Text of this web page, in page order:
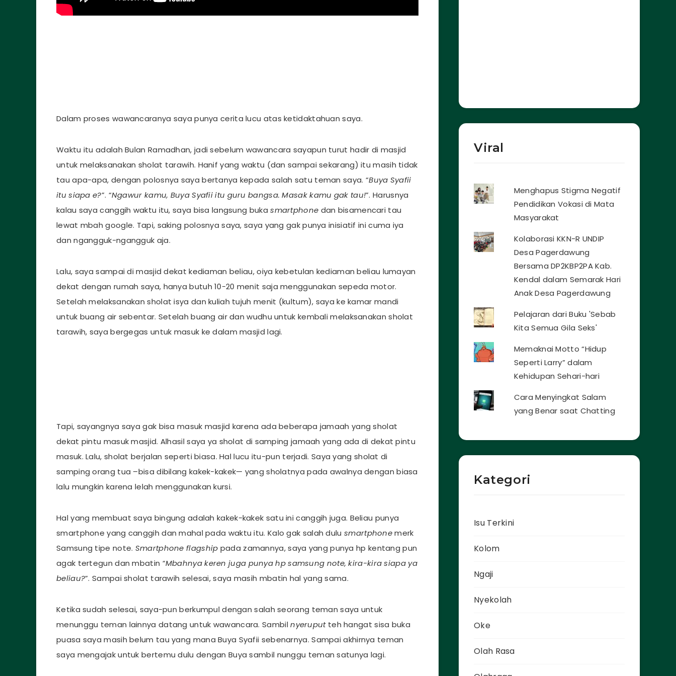
Dalam proses wawancaranya saya punya cerita lucu atas ketidaktahuan saya.
Waktu itu adalah Bulan Ramadhan, jadi sebelum wawancara sayapun turut hadir di masjid
untuk melaksanakan sholat tarawih. Hanif yang waktu (dan sampai sekarang) itu masih tidak
tau apa-apa, dengan polosnya saya bertanya kepada salah satu teman saya. “Buya Syafii
itu siapa e?”. “Ngawur kamu, Buya Syafii itu guru bangsa. Masak kamu gak tau!”. Harusnya
kalau saya canggih waktu itu, saya bisa langsung bukasmartphone dan bisamencari tau
lewat mbah google. Tapi, saking polosnya saya, saya yang gak punya inisiatif ini cuma iya
dan ngangguk-ngangguk aja.
Lalu, saya sampai di masjid dekat kediaman beliau, oiya kebetulan kediaman beliau lumayan
dekat dengan rumah saya, hanya butuh 10-20 menit saja menggunakan sepeda motor.
Setelah melaksanakan sholat isya dan kuliah tujuh menit (kultum), saya ke kamar mandi
untuk buang air sebentar. Setelah buang air dan wudhu untuk kembali melaksanakan sholat
tarawih, saya bergegas untuk masuk ke dalam masjid lagi.
Tapi, sayangnya saya gak bisa masuk masjid karena ada beberapa jamaah yang sholat
dekat pintu masuk masjid. Alhasil saya ya sholat di samping jamaah yang ada di dekat pintu
masuk. Lalu, sholat berjalan seperti biasa. Hal lucu itu-pun terjadi. Saya yang sholat di
samping orang tua –bisa dibilang kakek-kakek— yang sholatnya pada awalnya dengan biasa
lalu mungkin karena lelah menggunakan kursi.
Hal yang membuat saya bingung adalah kakek-kakek satu ini canggih juga. Beliau punya
smartphone yang canggih dan mahal pada waktu itu. Kalo gak salah dulu smartphonemerk
Samsung tipe note. Smartphone flagship pada zamannya, saya yang punya hp kentang pun
agak tertegun dan mbatin “Mbahnya keren juga punya hp samsung note, kira-kira siapa ya
beliau?”. Sampai sholat tarawih selesai, saya masih mbatin hal yang sama.
Ketika sudah selesai, saya-pun berkumpul dengan salah seorang teman saya untuk
menunggu teman lainnya datang untuk wawancara. Sambilnyeruputteh hangat sisa buka
puasa saya masih belum tau yang mana Buya Syafii sebenarnya. Sampai akhirnya teman
saya mengajak untuk bertemu dulu dengan Buya sambil nunggu teman satunya lagi.
Viral
Menghapus Stigma Negatif
Pendidikan Vokasi di Mata
Masyarakat
Kolaborasi KKN-R UNDIP
Desa Pagerdawung
Bersama DP2KBP2PA Kab.
Kendal dalam Semarak Hari
Anak Desa Pagerdawung
Pelajaran dari Buku 'Sebab
Kita Semua Gila Seks'
Memaknai Motto “Hidup
Seperti Larry” dalam
Kehidupan Sehari-hari
Cara Menyingkat Salam
yang Benar saat Chatting
Kategori
Isu Terkini
Kolom
Ngaji
Nyekolah
Oke
Olah Rasa